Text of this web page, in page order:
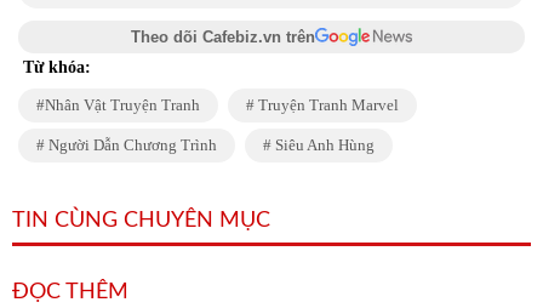
Theo dõi Cafebiz.vn trên
Từ khóa:
Nhân Vật Truyện Tranh Truyện Tranh Marvel
Người Dẫn Chương Trình Siêu Anh Hùng
TIN CÙNG CHUYÊN MỤC
ĐỌC THÊM